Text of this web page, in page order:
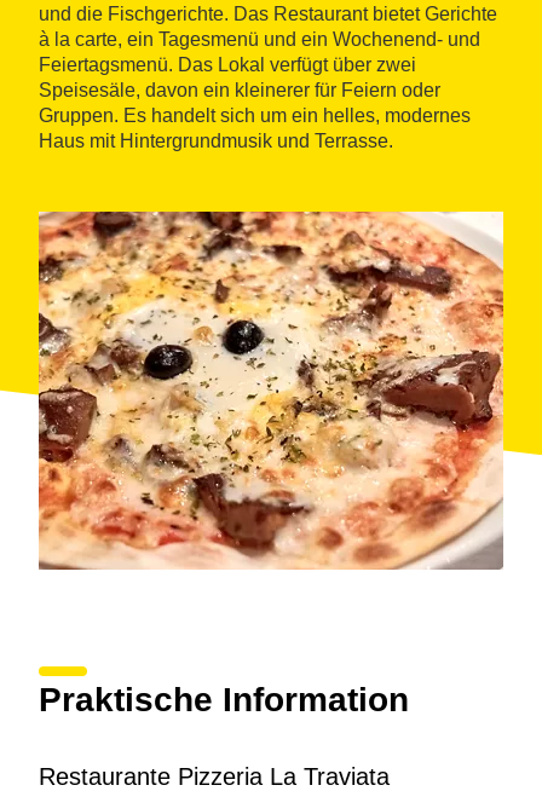
und die Fischgerichte. Das Restaurant bietet Gerichte
à la carte, ein Tagesmenü und ein Wochenend- und
Feiertagsmenü. Das Lokal verfügt über zwei
Speisesäle, davon ein kleinerer für Feiern oder
Gruppen. Es handelt sich um ein helles, modernes
Haus mit Hintergrundmusik und Terrasse.
Praktische Information
Restaurante Pizzeria La Traviata